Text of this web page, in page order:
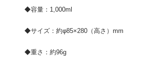
◆容量：1,000ml
◆サイズ：約φ85×280（高さ）mm
◆重さ：約96g